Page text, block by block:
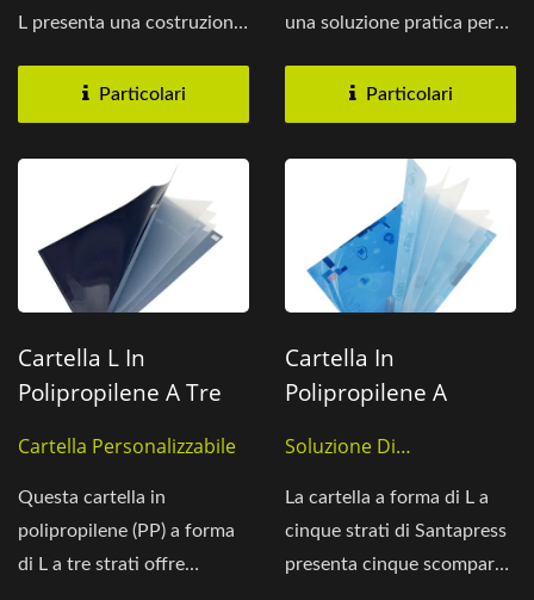
L presenta una costruzione
Particolari
una soluzione pratica per
Particolari
Cartella L In
Polipropilene A Tre
Cartella Personalizzabile
Questa cartella in
polipropilene (PP) a forma
di L a tre strati offre
Cartella In
Polipropilene A
Strati
Soluzione Di
La cartella a forma di L a
cinque strati di Santapress
presenta cinque scomparti